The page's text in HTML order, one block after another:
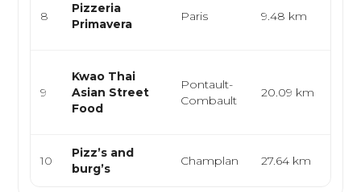
8
Pizzeria
Primavera
Paris 9.48 km
9
Kwao Thai
Asian Street
Food
Pontault-
Combault
20.09 km
10
Pizz’s and
burg’s
Champlan 27.64 km